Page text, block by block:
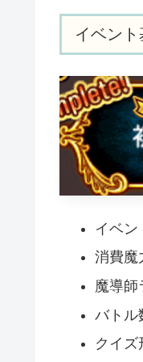
イベン
イベン
消費魔
魔導師
バトル
クイズ